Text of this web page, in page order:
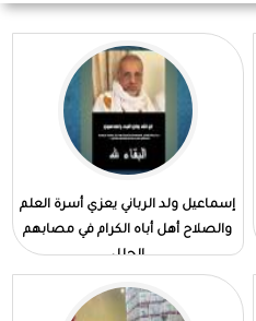
إسماعيل ولد الرباني يعزي أسرة العلم
والصلاح أهل أباه الكرام في مصابهم
الجلل